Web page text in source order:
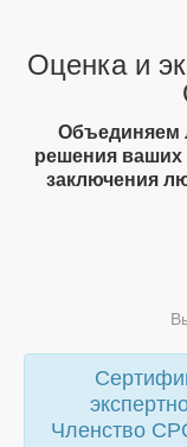
Оценка и
Объединяем
решения
заключения
Членство